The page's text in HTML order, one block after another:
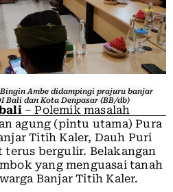
Ambe didampingi prajuru banjar
Bali dan Kota Denpasar (BB/db)
– Polemik masalah
agung (pintu utama) Pura
Titih Kaler, Dauh Puri
terus bergulir. Belakangan
yang menguasai tanah
Banjar Titih Kaler.